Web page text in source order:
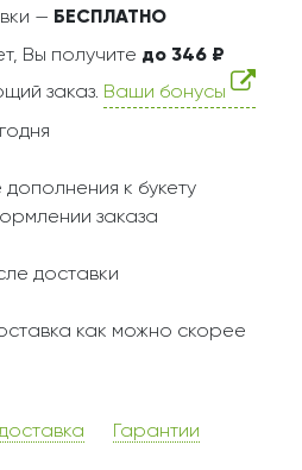
— БЕСПЛАТНО
Вы получите до 346 ₽
заказ. Ваши бонусы
к букету
заказа
доставки
как можно скорее
Гарантии